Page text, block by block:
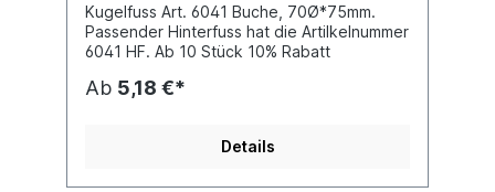
Kugelfuss Art. 6041 Buche, 70Ø*75mm.
Passender Hinterfuss hat die Artilkelnummer
6041 HF. Ab 10 Stück 10% Rabatt
Ab 5,18 €*
Details